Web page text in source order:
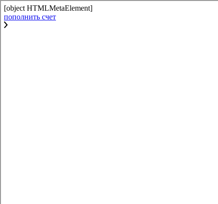
[object HTMLMetaElement]
пополнить счет